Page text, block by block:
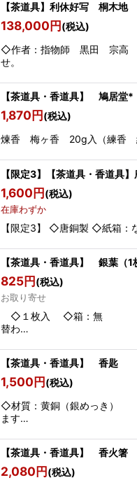
【茶道具】利休好写
138,000円(税込)
◇作者：指物師 黒田 宗高
せ
【茶道具・香道具】 鳩
1,870円(税込)
煉香 梅ヶ香 20g入（練香 練
【限定3】【茶道具・香道
1,600円(税込)
在庫わずか
【限定3】 ◇唐銅製 ◇紙箱：
【茶道具・香道具】
825円(税込)
お取り寄せ
◇１枚入 ◇箱：無
替わ…
【茶道具・香道具】 香匙
1,500円(税込)
◇材質：黄銅（
ます…
【茶道具・香道具】 香火
2,080円(税込)